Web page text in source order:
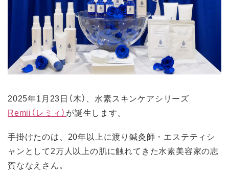
2025年1月23日（木）、水素スキンケアシリーズ
Remii（レミィ） が誕生します。
手掛けたのは、20年以上に渡り鍼灸師・エステティシ
ャンとして2万人以上の肌に触れてきた水素美容家の志
賀ななえさん。